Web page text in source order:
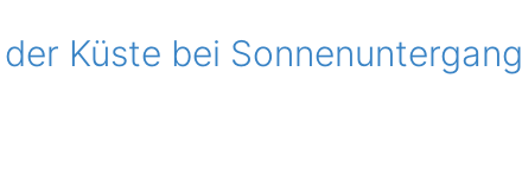
Küste bei Sonnenuntergang